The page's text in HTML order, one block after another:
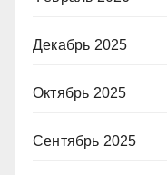
Декабрь 2025
Октябрь 2025
Сентябрь 2025